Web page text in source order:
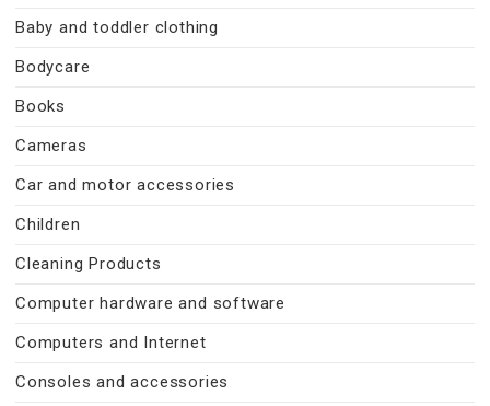
Baby and toddler clothing
Bodycare
Books
Cameras
Car and motor accessories
Children
Cleaning Products
Computer hardware and software
Computers and Internet
Consoles and accessories